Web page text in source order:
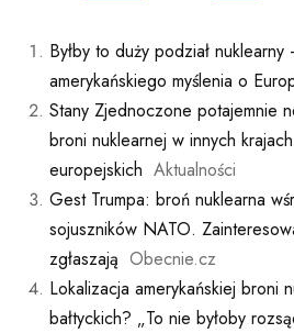
Byłby to duży podział
amerykańskiego myślenia o
Stany Zjednoczone potajemnie
broni nuklearnej w innych krajach
europejskich Aktualności
Gest Trumpa: broń nuklearna
sojuszników NATO.
zgłaszają Obecnie.cz
Lokalizacja amerykańskiej broni
bałtyckich? „To nie byłoby